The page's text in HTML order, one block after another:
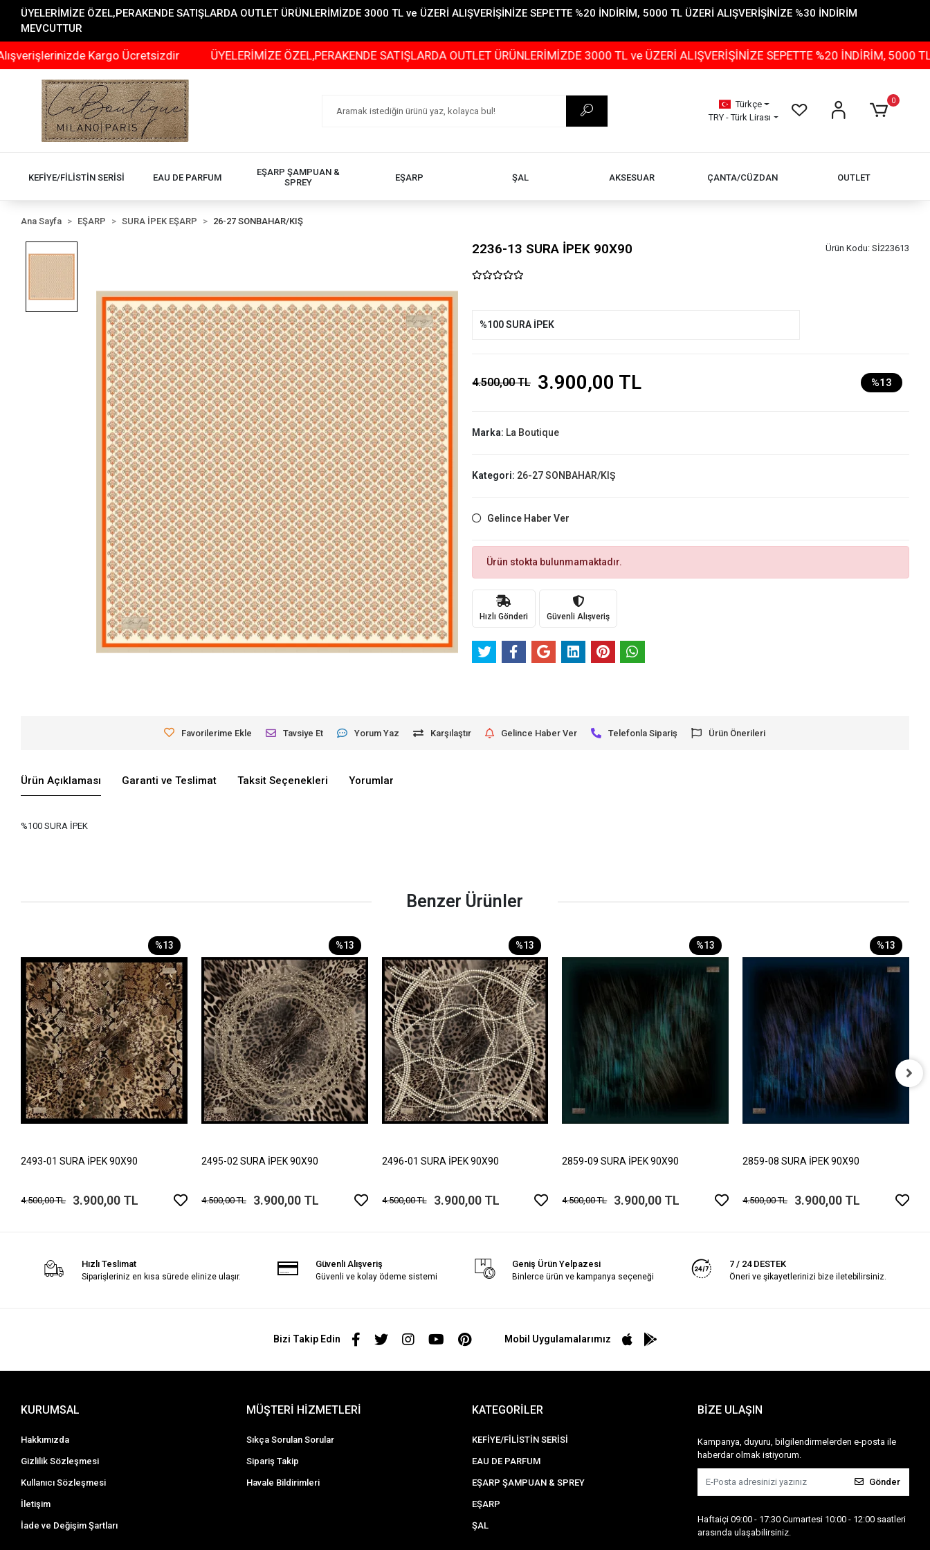
ÜYELERİMİZE ÖZEL,PERAKENDE SATIŞLARDA OUTLET ÜRÜNLERİMİZDE 3000 TL ve ÜZERİ ALIŞVERİŞİNİZE SEPETTE %20 İNDİRİM, 5000 TL ÜZERİ ALIŞVERİŞİNİZE %30 İNDİRİM
MEVCUTTUR
Kargo Ücretsizdir ÜYELERİMİZE ÖZEL,PERAKENDE SATIŞLARDA OUTLET ÜRÜNLERİMİZDE 3000 TL ve ÜZERİ ALIŞVERİŞİNİZE SEPETTE %20 İNDİRİM, 5000 TL
Türkçe
TRY - Türk Lirası
0
KEFİYE/FİLİSTİN SERİSİ EAU DE PARFUM
EŞARP ŞAMPUAN &
SPREY
EŞARP ŞAL AKSESUAR ÇANTA/CÜZDAN OUTLET
Ana Sayfa EŞARP SURA İPEK EŞARP 26-27 SONBAHAR/KIŞ
2236-13 SURA İPEK 90X90 Ürün Kodu: Sİ223613
%100 SURA İPEK
4.500,00 TL 3.900,00 TL %13
Marka: La Boutique
Kategori: 26-27 SONBAHAR/KIŞ
Gelince Haber Ver
Ürün stokta bulunmamaktadır.
Hızlı Gönderi Güvenli Alışveriş
Favorilerime Ekle Tavsiye Et Yorum Yaz Karşılaştır Gelince Haber Ver Telefonla Sipariş Ürün Önerileri
Ürün Açıklaması Garanti ve Teslimat Taksit Seçenekleri Yorumlar
%100 SURA İPEK
Benzer Ürünler
%13
2493-01 SURA İPEK 90X90
4.500,00 TL 3.900,00 TL
%13
2495-02 SURA İPEK 90X90
4.500,00 TL 3.900,00 TL
%13
2496-01 SURA İPEK 90X90
4.500,00 TL 3.900,00 TL
%13
2859-09 SURA İPEK 90X90
4.500,00 TL 3.900,00 TL
%13
2859-08 SURA İPEK 90X90
4.500,00 TL 3.900,00 TL
Hızlı Teslimat
Siparişleriniz en kısa sürede elinize ulaşır.
Güvenli Alışveriş
Güvenli ve kolay ödeme sistemi
Geniş Ürün Yelpazesi
Binlerce ürün ve kampanya seçeneği
7 / 24 DESTEK
Öneri ve şikayetlerinizi bize iletebilirsiniz.
Bizi Takip Edin Mobil Uygulamalarımız
KURUMSAL
Hakkımızda
Gizlilik Sözleşmesi
Kullanıcı Sözleşmesi
İletişim
İade ve Değişim Şartları
MÜŞTERİ HİZMETLERİ
Sıkça Sorulan Sorular
Sipariş Takip
Havale Bildirimleri
KATEGORİLER
KEFİYE/FİLİSTİN SERİSİ
EAU DE PARFUM
EŞARP ŞAMPUAN & SPREY
EŞARP
ŞAL
BİZE ULAŞIN
Kampanya, duyuru, bilgilendirmelerden e-posta ile
haberdar olmak istiyorum.
Gönder
Haftaiçi 09:00 - 17:30 Cumartesi 10:00 - 12:00 saatleri
arasında ulaşabilirsiniz.